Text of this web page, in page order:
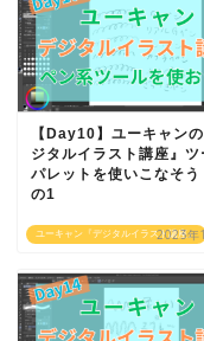
ユーキャン『デジタルイラスト講座』
【Day10】ユーキャン
ジタルイラスト講座』ツ
パレットを使いこなそう
の1
2023年